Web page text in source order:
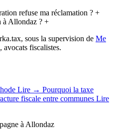
refuse ma réclamation ?+
à Allondaz ?+
sous la supervision de Me
, avocats fiscalistes.
Lire → Pourquoi la taxe
fiscale entre communes Lire
à Allondaz